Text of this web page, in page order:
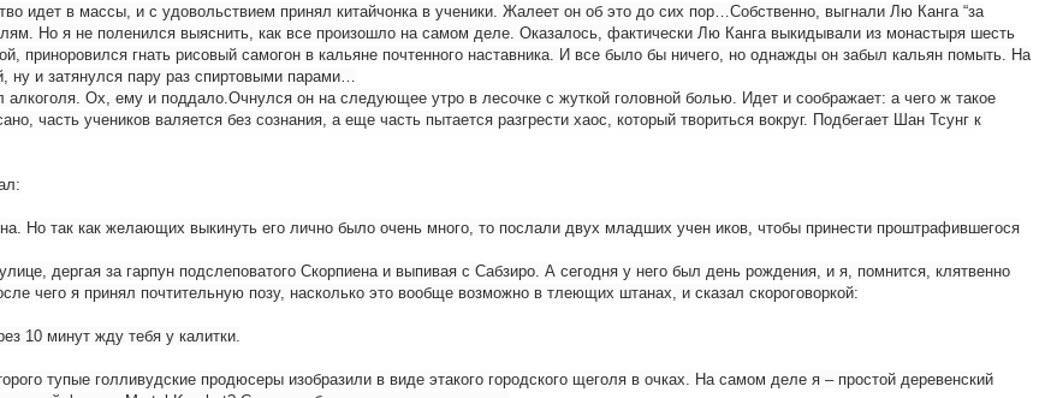
идет в массы, и с удовольствием принял китайчонка в ученики. Жалеет он об это до сих пор…Собственно, выгнали Лю Канга “за
Но я не поленился выяснить, как все произошло на самом деле. Оказалось, фактически Лю Канга выкидывали из монастыря шесть
приноровился гнать рисовый самогон в кальяне почтенного наставника. И все было бы ничего, но однажды он забыл кальян помыть. На
и затянулся пару раз спиртовыми парами…
алкоголя. Ох, ему и поддало.Очнулся он на следующее утро в лесочке с жуткой головной болью. Идет и соображает: а чего ж такое
часть учеников валяется без сознания, а еще часть пытается разгрести хаос, который твориться вокруг. Подбегает Шан Тсунг к
Но так как желающих выкинуть его лично было очень много, то послали двух младших учен иков, чтобы принести проштрафившегося
дергая за гарпун подслеповатого Скорпиена и выпивая с Сабзиро. А сегодня у него был день рождения, и я, помнится, клятвенно
чего я принял почтительную позу, насколько это вообще возможно в тлеющих штанах, и сказал скороговоркой:
10 минут жду тебя у калитки.
тупые голливудские продюсеры изобразили в виде этакого городского щеголя в очках. На самом деле я – простой деревенский